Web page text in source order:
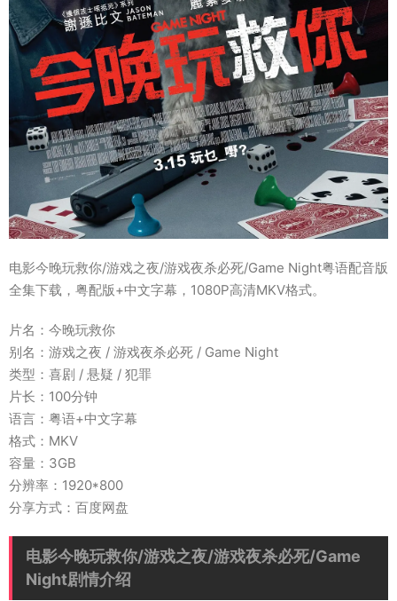
电影今晚玩救你/游戏之夜/游戏夜杀必死/Game Night粤语配音版
全集下载，粤配版+中文字幕，1080P高清MKV格式。
片名：今晚玩救你
别名：游戏之夜 / 游戏夜杀必死 / Game Night
类型：喜剧 / 悬疑 / 犯罪
片长：100分钟
语言：粤语+中文字幕
格式：MKV
容量：3GB
分辨率：1920*800
分享方式：百度网盘
电影今晚玩救你/游戏之夜/游戏夜杀必死/Game
Night剧情介绍